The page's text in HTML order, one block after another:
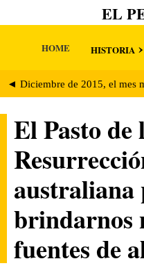
EL
HOME HISTORIA
◄ Diciembre de 2015, el mes
El Pasto de
brindarnos
fuentes de